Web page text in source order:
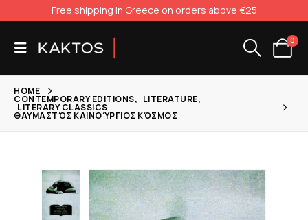
Free shipping in Greece on orders above €25
0
HOME
CONTEMPORARY EDITIONS, LITERATURE,
LITERARY CLASSICS
ΘΑΥΜΑΣΤΌΣ ΚΑΙΝΟΎΡΓΙΟΣ ΚΌΣΜΟΣ